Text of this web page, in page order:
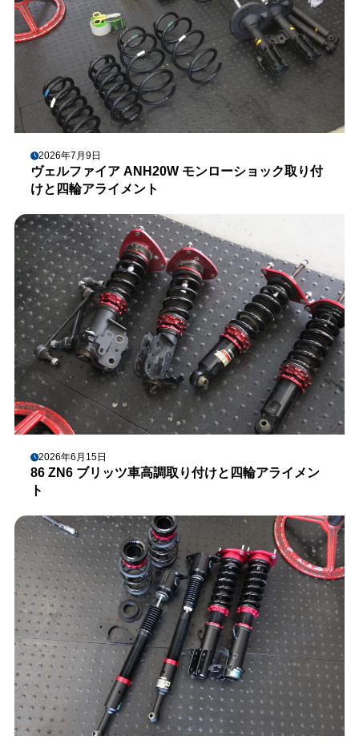
2026年7月9日
ヴェルファイア ANH20W モンローショック取り付
けと四輪アライメント
2026年6月15日
86 ZN6 ブリッツ車高調取り付けと四輪アライメン
ト